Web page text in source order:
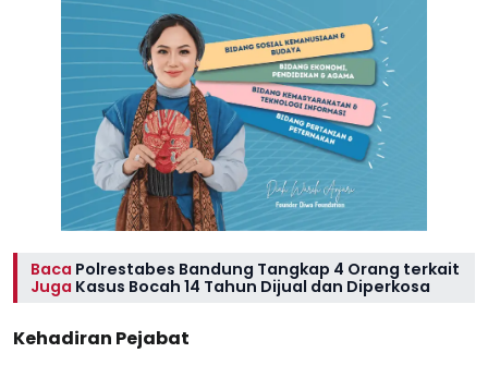
Baca
Juga
Polrestabes Bandung Tangkap 4 Orang terkait
Kasus Bocah 14 Tahun Dijual dan Diperkosa
Kehadiran Pejabat